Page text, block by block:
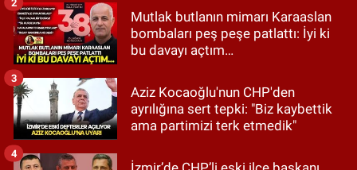
Mutlak butlanın mimarı Karaaslan
bombaları peş peşe patlattı: İyi ki
bu davayı açtım…
Aziz Kocaoğlu'nun CHP'den
ayrılığına sert tepki: "Biz kaybettik
ama partimizi terk etmedik"
3
4